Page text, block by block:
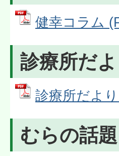
健幸コラム
診療所だ
診療所だよ
むらの話題